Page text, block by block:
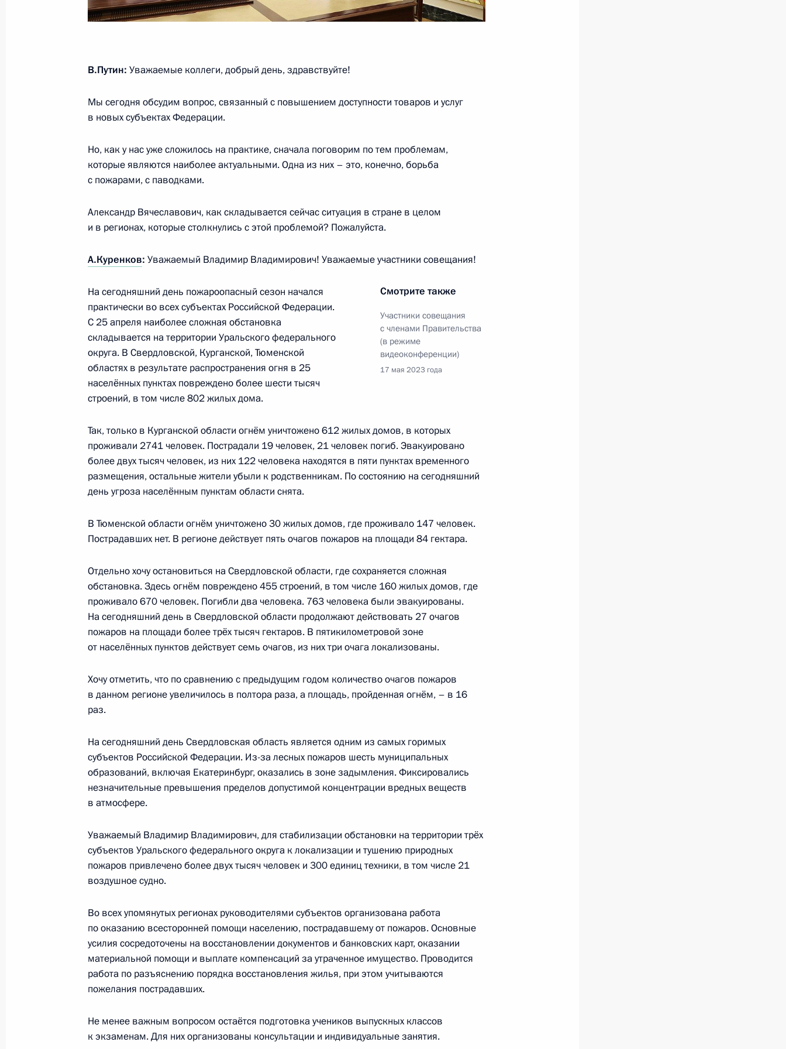
8 апреля 2024 года, 11:25
Курганской и Тюменской областей
Мария Львова-Белова посетила Тюменскую область
5 декабря 2023 года, 20:00
Совещание с членами Правительства
Встреча с губернатором Тюменской области Александром
Моором
11 мая 2023 года, 13:45
Совещание о ситуации с паводками и пожарами в регионах
27 апреля 2020 года, 15:25
Встреча с врио главы Тюменской области Александром Моором
6 августа 2018 года, 13:30
Указ «Об исполняющем обязанности Губернатора Тюменской
области»
29 мая 2018 года, 13:20
Рабочая встреча с Александром Моором
29 мая 2018 года, 13:15
26 июля 2026 года
Разделы сайта
Президента
России
События
Видео и фото
Документы
Контакты
Поиск
Справочник
ресурсы
Президента России
Государственная
символика
Обратиться к Президенту
Президент России —
гражданам школьного
возраста
Виртуальный тур по
Владимир Путин —
Дикая природа России
Официальные
сетевые ресурсы
Президента России
Rutube
Telegram-канал
YouTube
техническая
информация
информации сайта
О персональных
данных пользователей
Написать в редакцию
В.Путин: Уважаемые коллеги, добрый день, здравствуйте!
Мы сегодня обсудим вопрос, связанный с повышением доступности товаров и услуг
в новых субъектах Федерации.
Но, как у нас уже сложилось на практике, сначала поговорим по тем проблемам,
которые являются наиболее актуальными. Одна из них – это, конечно, борьба
с пожарами, с паводками.
Александр Вячеславович, как складывается сейчас ситуация в стране в целом
и в регионах, которые столкнулись с этой проблемой? Пожалуйста.
А.Куренков: Уважаемый Владимир Владимирович! Уважаемые участники совещания!
Смотрите также
Участники совещания
с членами Правительства
(в режиме
видеоконференции)
17 мая 2023 года
На сегодняшний день пожароопасный сезон начался
практически во всех субъектах Российской Федерации.
С 25 апреля наиболее сложная обстановка
складывается на территории Уральского федерального
округа. В Свердловской, Курганской, Тюменской
областях в результате распространения огня в 25
населённых пунктах повреждено более шести тысяч
строений, в том числе 802 жилых дома.
Так, только в Курганской области огнём уничтожено 612 жилых домов, в которых
проживали 2741 человек. Пострадали 19 человек, 21 человек погиб. Эвакуировано
более двух тысяч человек, из них 122 человека находятся в пяти пунктах временного
размещения, остальные жители убыли к родственникам. По состоянию на сегодняшний
день угроза населённым пунктам области снята.
В Тюменской области огнём уничтожено 30 жилых домов, где проживало 147 человек.
Пострадавших нет. В регионе действует пять очагов пожаров на площади 84 гектара.
Отдельно хочу остановиться на Свердловской области, где сохраняется сложная
обстановка. Здесь огнём повреждено 455 строений, в том числе 160 жилых домов, где
проживало 670 человек. Погибли два человека. 763 человека были эвакуированы.
На сегодняшний день в Свердловской области продолжают действовать 27 очагов
пожаров на площади более трёх тысяч гектаров. В пятикилометровой зоне
от населённых пунктов действует семь очагов, из них три очага локализованы.
Хочу отметить, что по сравнению с предыдущим годом количество очагов пожаров
в данном регионе увеличилось в полтора раза, а площадь, пройденная огнём, – в 16
раз.
На сегодняшний день Свердловская область является одним из самых горимых
субъектов Российской Федерации. Из-за лесных пожаров шесть муниципальных
образований, включая Екатеринбург, оказались в зоне задымления. Фиксировались
незначительные превышения пределов допустимой концентрации вредных веществ
в атмосфере.
Уважаемый Владимир Владимирович, для стабилизации обстановки на территории трёх
субъектов Уральского федерального округа к локализации и тушению природных
пожаров привлечено более двух тысяч человек и 300 единиц техники, в том числе 21
воздушное судно.
Во всех упомянутых регионах руководителями субъектов организована работа
по оказанию всесторонней помощи населению, пострадавшему от пожаров. Основные
усилия сосредоточены на восстановлении документов и банковских карт, оказании
материальной помощи и выплате компенсаций за утраченное имущество. Проводится
работа по разъяснению порядка восстановления жилья, при этом учитываются
пожелания пострадавших.
Не менее важным вопросом остаётся подготовка учеников выпускных классов
к экзаменам. Для них организованы консультации и индивидуальные занятия.